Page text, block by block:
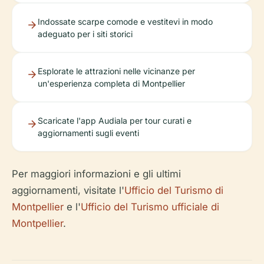
Indossate scarpe comode e vestitevi in modo
adeguato per i siti storici
Esplorate le attrazioni nelle vicinanze per
un'esperienza completa di Montpellier
Scaricate l'app Audiala per tour curati e
aggiornamenti sugli eventi
Per maggiori informazioni e gli ultimi
aggiornamenti, visitate l'Ufficio del Turismo di
Montpellier e l'Ufficio del Turismo ufficiale di
Montpellier.